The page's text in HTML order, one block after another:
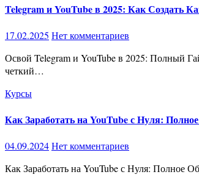
Telegram и YouTube в 2025: Как Создать
17.02.2025 Нет комментариев
Освой Telegram и YouTube в 2025: Полный Гайд по Запуску Каналов и Заработку Что вас ждет в этом курсе?🔹 36 практических видео (общая продолжительность 257 минут) — вы получите
четкий…
Курсы
Как Заработать на YouTube с Нуля:
04.09.2024Нет комментариев
Как Заработать на YouTube с Нуля: Полное